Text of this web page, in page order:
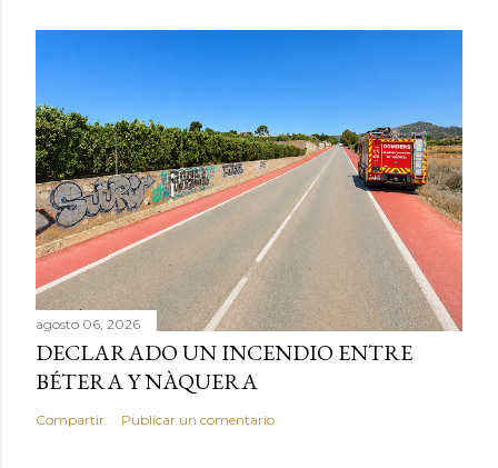
agosto 06, 2026
DECLARADO UN INCENDIO ENTRE
BÉTERA Y NÀQUERA
Compartir Publicar un comentario